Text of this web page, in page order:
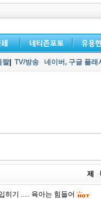
짤| TV/방송 네이버, 구글 플
제
히기 ..... 육아는 힘들어